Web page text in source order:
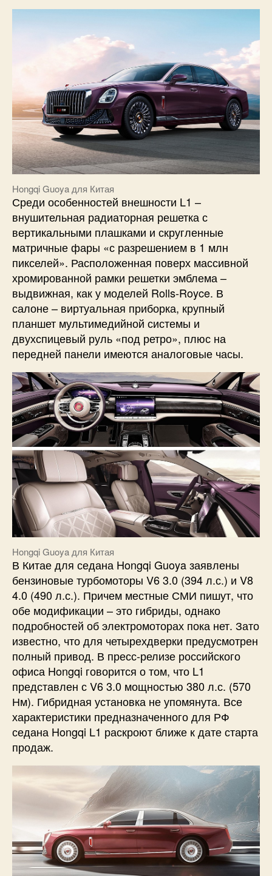
Hongqi Guoya для Китая
Среди особенностей внешности L1 –
внушительная радиаторная решетка с
вертикальными плашками и скругленные
матричные фары «с разрешением в 1 млн
пикселей». Расположенная поверх массивной
хромированной рамки решетки эмблема –
выдвижная, как у моделей Rolls-Royce. В
салоне – виртуальная приборка, крупный
планшет мультимедийной системы и
двухспицевый руль «под ретро», плюс на
передней панели имеются аналоговые часы.
Hongqi Guoya для Китая
В Китае для седана Hongqi Guoya заявлены
бензиновые турбомоторы V6 3.0 (394 л.с.) и V8
4.0 (490 л.с.). Причем местные СМИ пишут, что
обе модификации – это гибриды, однако
подробностей об электромоторах пока нет. Зато
известно, что для четырехдверки предусмотрен
полный привод. В пресс-релизе российского
офиса Hongqi говорится о том, что L1
представлен с V6 3.0 мощностью 380 л.с. (570
Нм). Гибридная установка не упомянута. Все
характеристики предназначенного для РФ
седана Hongqi L1 раскроют ближе к дате старта
продаж.